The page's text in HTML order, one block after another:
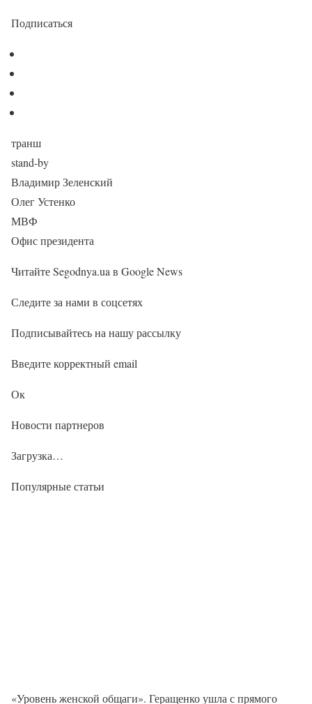
Подписаться
транш
stand-by
Владимир Зеленский
Олег Устенко
МВФ
Офис президента
Читайте Segodnya.ua в Google News
Следите за нами в соцсетях
Подписывайтесь на нашу рассылку
Введите корректный email
Ок
Новости партнеров
Загрузка…
Популярные статьи
«Уровень женской общаги». Геращенко ушла с прямого